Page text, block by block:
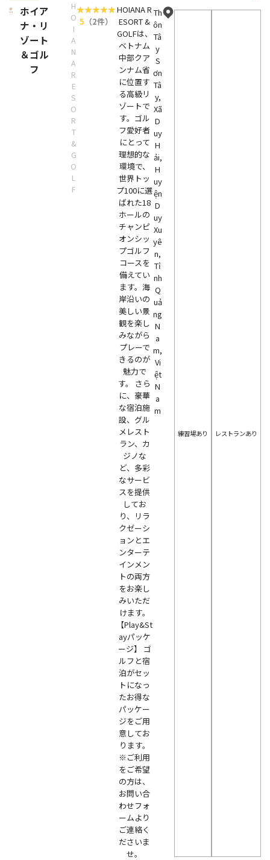
ホイア
ナ・リ
ゾート
＆ゴル
フ
H
O
I
A
N
A
R
E
S
O
R
T
&
G
O
L
F
5 （2件）
HOIANA R
ESORT &
GOLFは、
ベトナム
中部クア
ンナム省
に位置す
る高級リ
ゾートで
す。ゴル
フ愛好者
にとって
理想的な
環境で、
世界トッ
プ100に選
ばれた18
ホールの
チャンピ
オンシッ
プゴルフ
コースを
備えてい
ます。海
岸沿いの
美しい景
観を楽し
みながら
プレーで
きるのが
魅力で
す。 さら
に、豪華
な宿泊施
設、グル
メレスト
ラン、カ
ジノな
ど、多彩
なサービ
スを提供
してお
り、リラ
クゼーシ
ョンとエ
ンターテ
インメン
トの両方
をお楽し
みいただ
けます。
【Play&St
ayパッケ
ージ】 ゴ
ルフと宿
泊がセッ
トになっ
たお得な
パッケー
ジをご用
意してお
ります。
※ご利用
をご希望
の方は、
お問い合
わせフォ
ームより
ご連絡く
ださいま
せ。
Th
ôn
Tâ
y
S
ơn
Tâ
y,
Xã
D
uy
H
ải,
H
uy
ện
D
uy
Xu
yê
n,
Tỉ
nh
Q
uả
ng
N
a
m,
Vi
ệt
N
a
m
練習場あり レストランあり